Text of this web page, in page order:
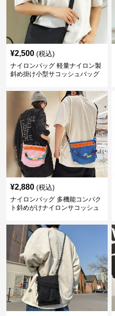
¥2,500 (税込)
ナイロンバッグ 軽量ナイロン製
斜め掛け小型サコッシュバッグ
¥2,880 (税込)
ナイロンバッグ 多機能コンパク
ト斜めがけナイロンサコッシュ